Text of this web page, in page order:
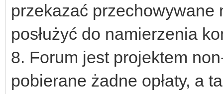
przekazać przechowywane
posłużyć do namierzenia
8. Forum jest projektem
pobierane żadne opłaty, a